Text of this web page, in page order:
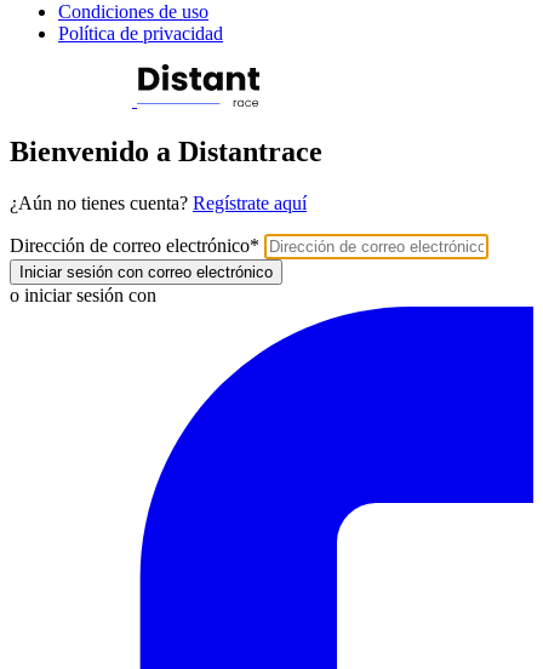
Condiciones de uso
Política de privacidad
Bienvenido a Distantrace
¿Aún no tienes cuenta? Regístrate aquí
Dirección de correo electrónico*
Iniciar sesión con correo electrónico
o iniciar sesión con